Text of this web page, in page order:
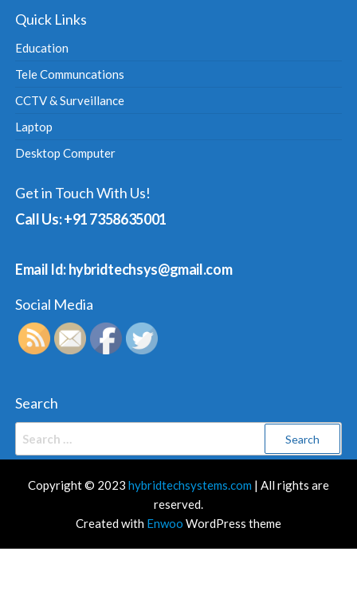
Quick Links
Education
Tele Communcations
CCTV & Surveillance
Laptop
Desktop Computer
Get in Touch With Us!
Call Us: +91 7358635001
Email Id: hybridtechsys@gmail.com
Social Media
Search
Copyright © 2023 hybridtechsystems.com | All rights are
reserved.
Created with Enwoo WordPress theme